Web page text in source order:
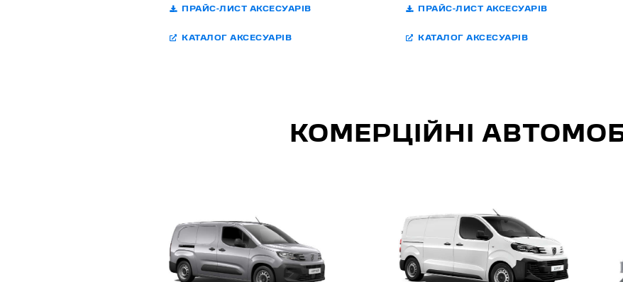
ПРАЙС-ЛИСТ АКСЕСУАРІВ
КАТАЛОГ АКСЕСУАРІВ
ПРАЙС-ЛИСТ АКСЕСУАРІВ
КАТАЛОГ АКСЕСУАРІВ
КОМЕРЦІЙНІ